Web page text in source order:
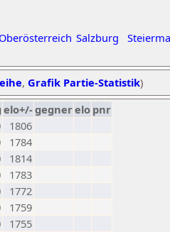
Oberösterreich Salzburg
, Grafik Partie-Statistik)
elo+/-gegnerelo pnr
1806
1784
1814
1783
1772
1759
1755